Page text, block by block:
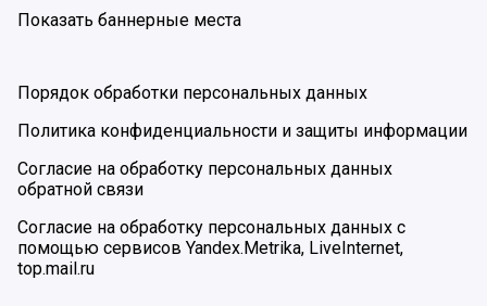
Показать баннерные места
Порядок обработки персональных данных
Политика конфиденциальности и защиты информации
Согласие на обработку персональных данных
обратной связи
Согласие на обработку персональных данных с
помощью сервисов Yandex.Metrika, LiveInternet,
top.mail.ru